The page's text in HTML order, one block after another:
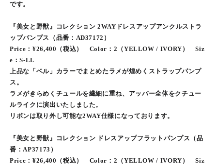
です。
『美女と野獣』コレクション 2WAYドレスアップアンクルストラ
ップパンプス（品番：AD37172）
Price：¥26,400（税込） Color：2（YELLOW / IVORY） Siz
e：S-LL
上品な「ベル」カラーでまとめたラメが煌めくストラップパンプ
ス。
ラメがきらめくチュールを繊細に重ね、アッパー全体をクチュー
ルライクに演出いたしました。
リボンは取り外し可能な2WAY仕様になっております。
『美女と野獣』コレクション ドレスアップフラットパンプス（品
番：AP37173）
Price：¥26,400（税込） Color：2（YELLOW / IVORY） Siz